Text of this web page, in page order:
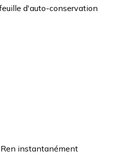
d'auto-conservation
Ren instantanément